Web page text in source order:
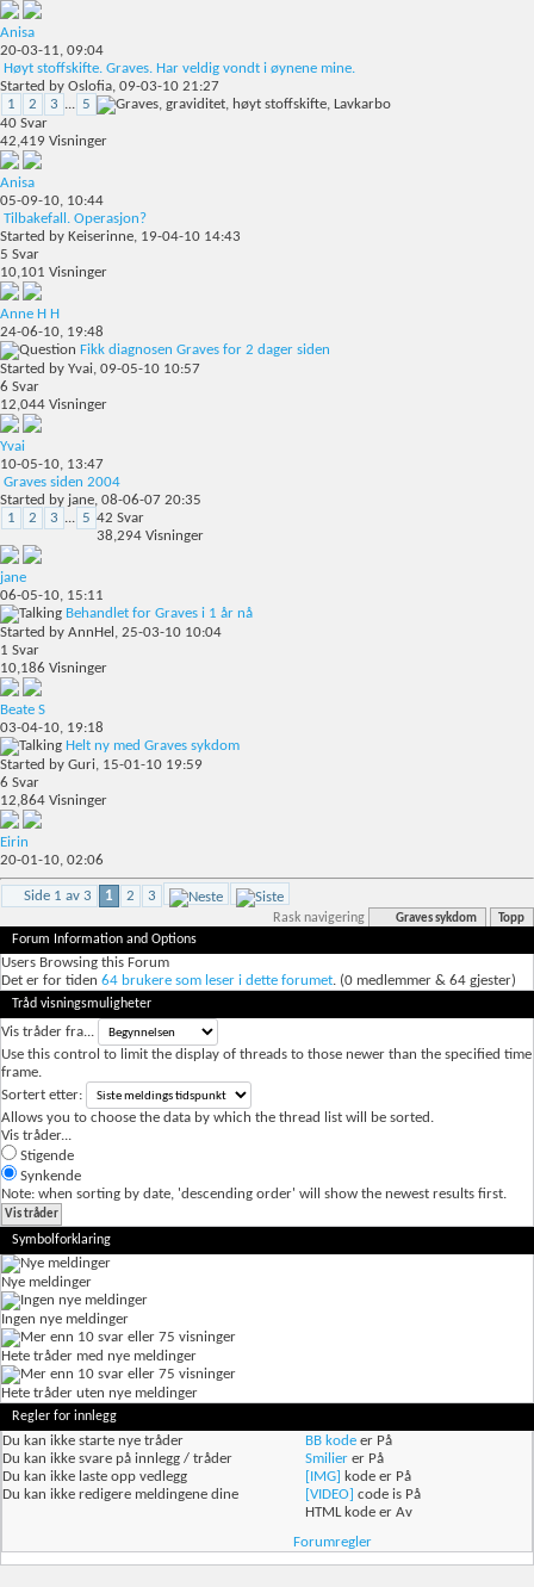
Anisa
20-03-11, 09:04
Høyt stoffskifte. Graves. Har veldig vondt i øynene mine.
Started by Oslofia, 09-03-10 21:27
1
2 3 ... 5
40 Svar
42,419 Visninger
Anisa
05-09-10, 10:44
Tilbakefall. Operasjon?
Started by Keiserinne, 19-04-10 14:43
5 Svar
10,101 Visninger
Anne H H
24-06-10, 19:48
Fikk diagnosen Graves for 2 dager siden
Started by Yvai, 09-05-10 10:57
6 Svar
12,044 Visninger
Yvai
10-05-10, 13:47
Graves siden 2004
Started by jane, 08-06-07 20:35
1
2 3 ... 5 42 Svar
38,294 Visninger
jane
06-05-10, 15:11
Behandlet for Graves i 1 år nå
Started by AnnHel , 25-03-10 10:04
1 Svar
10,186 Visninger
Beate S
03-04-10, 19:18
Helt ny med Graves sykdom
Started by Guri, 15-01-10 19:59
6 Svar
12,864 Visninger
Eirin
20-01-10, 02:06
Side 1 av 3 1 2 3
Rask navigering Graves sykdom Topp
Forum Information and Options
Users Browsing this Forum
Det er for tiden 64 brukere som leser i dette forumet. (0 medlemmer & 64 gjester)
Tråd visningsmuligheter
Vis tråder fra...
Use this control to limit the display of threads to those newer than the specified time
frame.
Sortert etter:
Allows you to choose the data by which the thread list will be sorted.
Vis tråder...
Stigende
Synkende
Note: when sorting by date, 'descending order' will show the newest results first.
Symbolforklaring
Nye meldinger
Ingen nye meldinger
Hete tråder med nye meldinger
Hete tråder uten nye meldinger
Regler for innlegg
Du kan ikke starte nye tråder
Du kan ikke svare på innlegg / tråder
Du kan ikke laste opp vedlegg
Du kan ikke redigere meldingene dine
BB kode er På
Smilier er På
[IMG] kode er På
[VIDEO] code is På
HTML kode erAv
Forumregler